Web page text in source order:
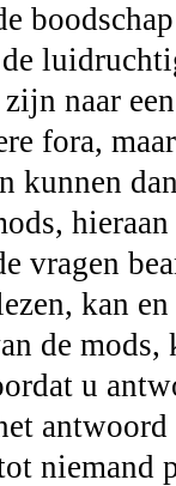
naar
fora,
kunnen
vragen
kan
de
u
niemand